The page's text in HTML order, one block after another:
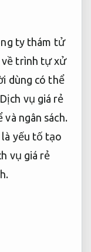
ty thám tử
về trình tự xử
dùng có thể
vụ giá rẻ
ngân sách.
yếu tố tạo
vụ giá rẻ